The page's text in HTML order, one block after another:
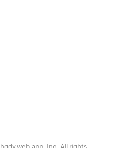
Inc. All rights